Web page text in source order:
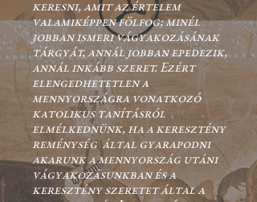
keresni, amit az értelem
valamiképpen fölfog; minél
jobban ismeri vágyakozásának
tárgyát, annál jobban epedezik,
annál inkább szeret. Ezért
elengedhetetlen a
mennyországra vonatkozó
katolikus tanításról
elmélkednünk, ha a keresztény
reménység által gyarapodni
akarunk a mennyország utáni
vágyakozásunkban és a
keresztény szeretet által a